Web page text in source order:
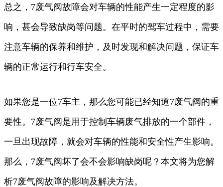
总之，7废气阀故障会对车辆的性能产生一定程度的影
响，甚会导致缺岗等问题。在平时的驾车过程中，需要
注意车辆的保养和维护，及时发现和解决问题，保证车
辆的正常运行和行车安全。
如果您是一位7车主，那么您可能已经知道7废气阀的重
要性。7废气阀是用于控制车辆废气排放的一个部件，
一旦出现故障，就会对车辆的性能和安全性产生影响。
那么，7废气阀坏了会不会影响缺岗呢？本文将为您解
析7废气阀故障的影响及解决方法。